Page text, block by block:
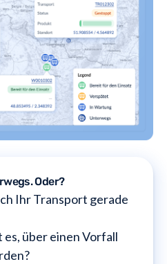
Oder?
Ihr Transport gerade
über einen Vorfall